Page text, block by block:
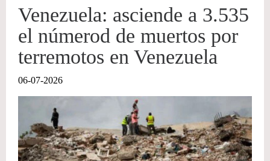
Venezuela: asciende a 3.535
el númerod de muertos por
terremotos en Venezuela
06-07-2026